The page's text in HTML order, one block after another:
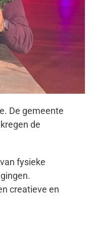
De gemeente
de
fysieke
creatieve en